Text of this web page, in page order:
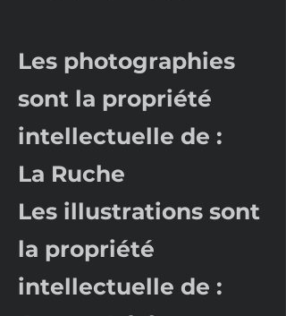
Les photographies
sont la propriété
intellectuelle de :
La Ruche
Les illustrations sont
la propriété
intellectuelle de :